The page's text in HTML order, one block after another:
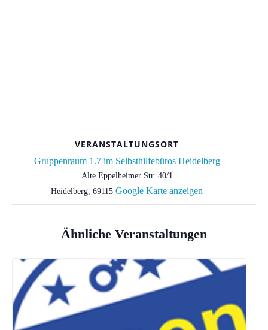
VERANSTALTUNGSORT
Gruppenraum 1.7 im Selbsthilfebüros Heidelberg
Alte Eppelheimer Str. 40/1
Heidelberg, 69115 Google Karte anzeigen
Ähnliche Veranstaltungen